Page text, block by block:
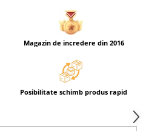
Magazin de incredere din 2016
Posibilitate schimb produs rapid